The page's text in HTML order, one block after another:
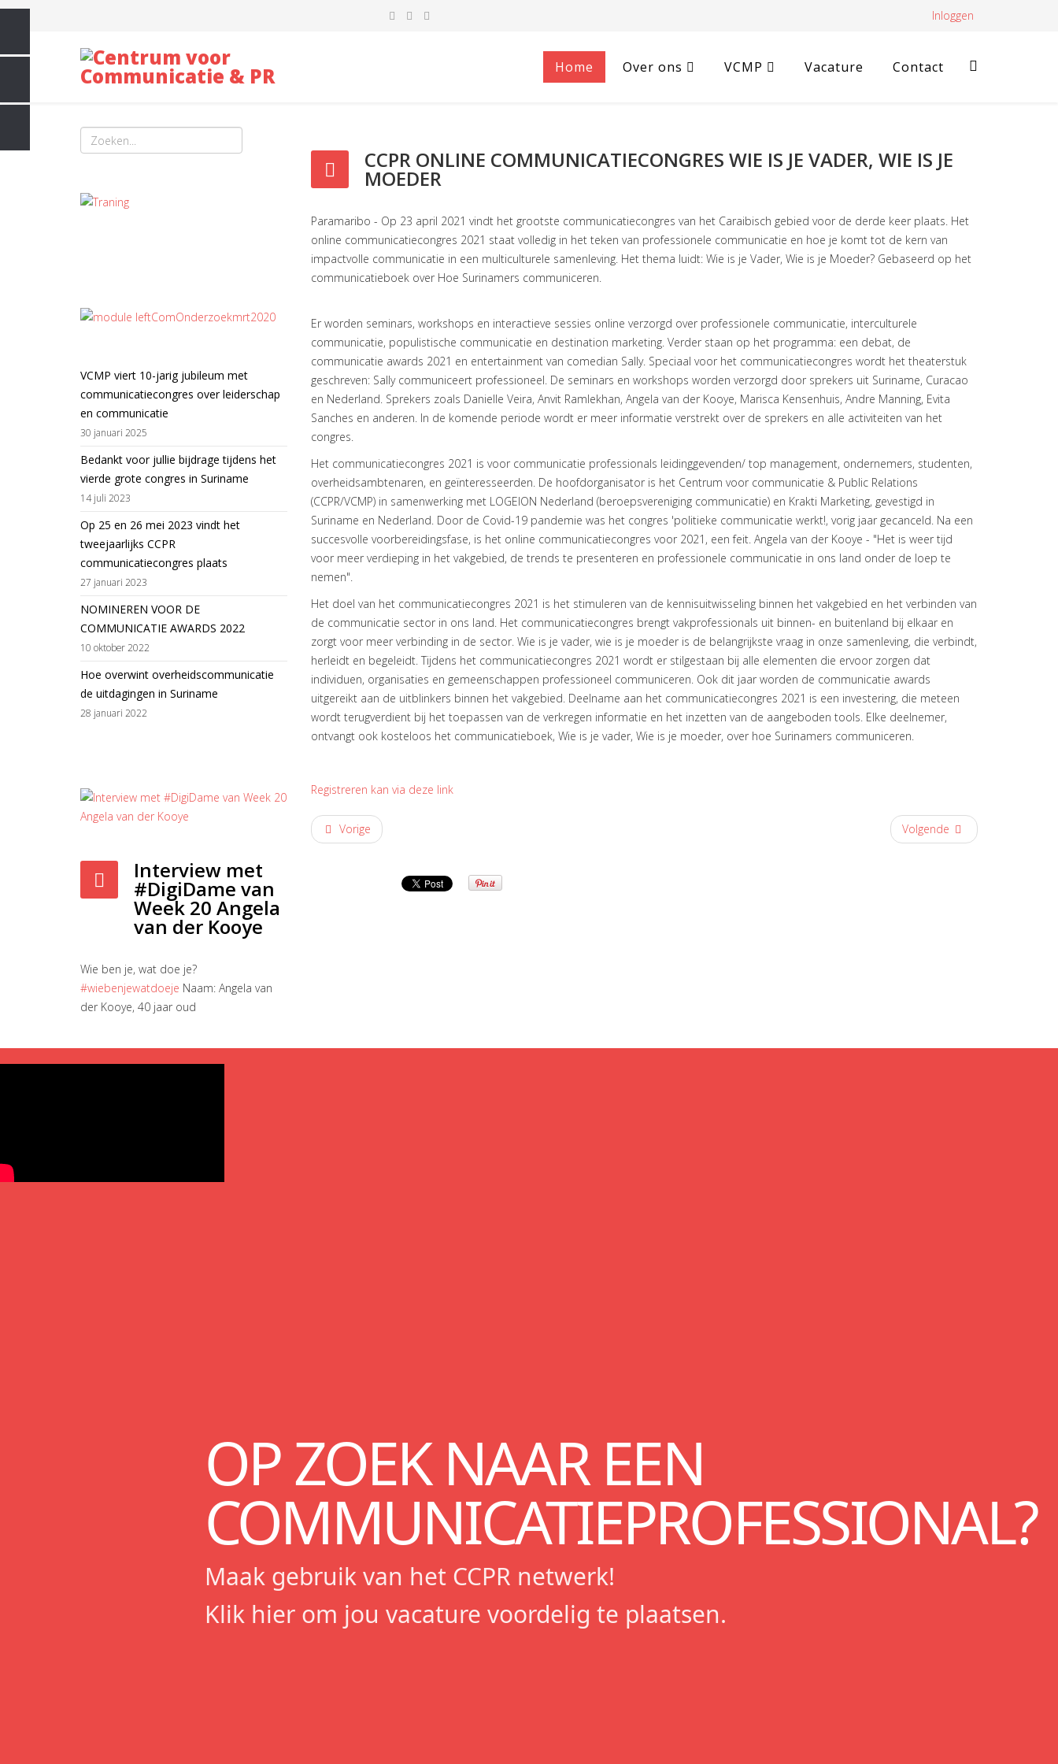
Inloggen
Home Over ons VCMP Vacature Contact
VCMP viert 10-jarig jubileum met
communicatiecongres over leiderschap
en communicatie
30 januari 2025
Bedankt voor jullie bijdrage tijdens het
vierde grote congres in Suriname
14 juli 2023
Op 25 en 26 mei 2023 vindt het
tweejaarlijks CCPR
communicatiecongres plaats
27 januari 2023
NOMINEREN VOOR DE
COMMUNICATIE AWARDS 2022
10 oktober 2022
Hoe overwint overheidscommunicatie
de uitdagingen in Suriname
28 januari 2022
Interview met
#DigiDame van
Week 20 Angela
van der Kooye
Wie ben je, wat doe je?
#wiebenjewatdoeje Naam: Angela van
der Kooye, 40 jaar oud
CCPR ONLINE COMMUNICATIECONGRES WIE IS JE VADER, WIE IS JE
MOEDER
Paramaribo - Op 23 april 2021 vindt het grootste communicatiecongres van het Caraibisch gebied voor de derde keer plaats. Het
online communicatiecongres 2021 staat volledig in het teken van professionele communicatie en hoe je komt tot de kern van
impactvolle communicatie in een multiculturele samenleving. Het thema luidt: Wie is je Vader, Wie is je Moeder? Gebaseerd op het
communicatieboek over Hoe Surinamers communiceren.
Er worden seminars, workshops en interactieve sessies online verzorgd over professionele communicatie, interculturele
communicatie, populistische communicatie en destination marketing. Verder staan op het programma: een debat, de
communicatie awards 2021 en entertainment van comedian Sally. Speciaal voor het communicatiecongres wordt het theaterstuk
geschreven: Sally communiceert professioneel. De seminars en workshops worden verzorgd door sprekers uit Suriname, Curacao
en Nederland. Sprekers zoals Danielle Veira, Anvit Ramlekhan, Angela van der Kooye, Marisca Kensenhuis, Andre Manning, Evita
Sanches en anderen. In de komende periode wordt er meer informatie verstrekt over de sprekers en alle activiteiten van het
congres.
Het communicatiecongres 2021 is voor communicatie professionals leidinggevenden/ top management, ondernemers, studenten,
overheidsambtenaren, en geïnteresseerden. De hoofdorganisator is het Centrum voor communicatie & Public Relations
(CCPR/VCMP) in samenwerking met LOGEION Nederland (beroepsvereniging communicatie) en Krakti Marketing, gevestigd in
Suriname en Nederland. Door de Covid-19 pandemie was het congres 'politieke communicatie werkt!, vorig jaar gecanceld. Na een
succesvolle voorbereidingsfase, is het online communicatiecongres voor 2021, een feit. Angela van der Kooye - "Het is weer tijd
voor meer verdieping in het vakgebied, de trends te presenteren en professionele communicatie in ons land onder de loep te
nemen".
Het doel van het communicatiecongres 2021 is het stimuleren van de kennisuitwisseling binnen het vakgebied en het verbinden van
de communicatie sector in ons land. Het communicatiecongres brengt vakprofessionals uit binnen- en buitenland bij elkaar en
zorgt voor meer verbinding in de sector. Wie is je vader, wie is je moeder is de belangrijkste vraag in onze samenleving, die verbindt,
herleidt en begeleidt. Tijdens het communicatiecongres 2021 wordt er stilgestaan bij alle elementen die ervoor zorgen dat
individuen, organisaties en gemeenschappen professioneel communiceren. Ook dit jaar worden de communicatie awards
uitgereikt aan de uitblinkers binnen het vakgebied. Deelname aan het communicatiecongres 2021 is een investering, die meteen
wordt terugverdient bij het toepassen van de verkregen informatie en het inzetten van de aangeboden tools. Elke deelnemer,
ontvangt ook kosteloos het communicatieboek, Wie is je vader, Wie is je moeder, over hoe Surinamers communiceren.
Registreren kan via deze link
Vorige Volgende
OP ZOEK NAAR EEN
COMMUNICATIEPROFESSIONAL?
Maak gebruik van het CCPR netwerk!
Klik hier om jou vacature voordelig te plaatsen.